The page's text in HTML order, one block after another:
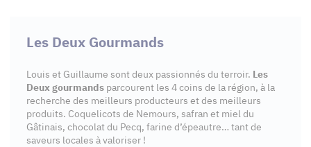
Les Deux Gourmands
Louis et Guillaume sont deux passionnés du terroir. Les
Deux gourmands parcourent les 4 coins de la région, à la
recherche des meilleurs producteurs et des meilleurs
produits. Coquelicots de Nemours, safran et miel du
Gâtinais, chocolat du Pecq, farine d’épeautre… tant de
saveurs locales à valoriser !